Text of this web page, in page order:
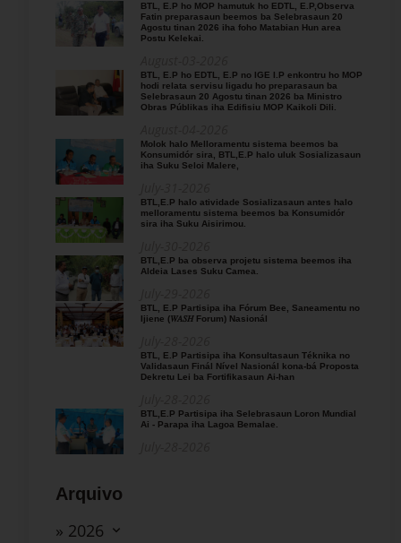
BTL, E.P ho MOP hamutuk ho EDTL, E.P,Observa
Fatin preparasaun beemos ba Selebrasaun 20
Agostu tinan 2026 iha foho Matabian Hun area
Postu Kelekai.
BTL, E.P ho EDTL, E.P no IGE I.P enkontru ho MOP
hodi relata servisu ligadu ho preparasaun ba
Selebrasaun 20 Agostu tinan 2026 ba Ministro
Obras Públikas iha Edifisiu MOP Kaikoli Dili.
Molok halo Melloramentu sistema beemos ba
Konsumidór sira, BTL,E.P halo uluk Sosializasaun
iha Suku Seloi Malere,
BTL,E.P halo atividade Sosializasaun antes halo
melloramentu sistema beemos ba Konsumidór
sira iha Suku Aisirimou.
BTL,E.P ba observa projetu sistema beemos iha
Aldeia Lases Suku Camea.
BTL, E.P Partisipa iha Fórum Bee, Saneamentu no
Ijiene (𝑊𝐴𝑆𝐻 Forum) Nasionál
BTL, E.P Partisipa iha Konsultasaun Téknika no
Validasaun Finál Nível Nasionál kona-bá Proposta
Dekretu Lei ba Fortifikasaun Ai-han
BTL,E.P Partisipa iha Selebrasaun Loron Mundial
Ai - Parapa iha Lagoa Bemalae.
Arquivo
» 2026